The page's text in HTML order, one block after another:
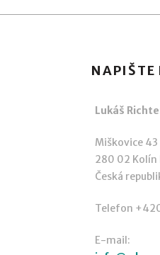
NAPIŠTE
Lukáš
Miškovice
280 02 Kolín
Česká
Telefon
E-mail: